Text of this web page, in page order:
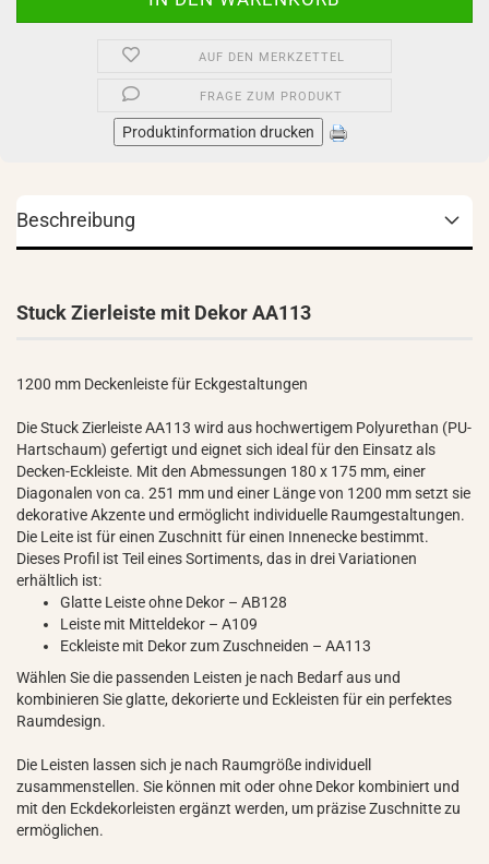
AUF DEN MERKZETTEL
FRAGE ZUM PRODUKT
Produktinformation drucken
Beschreibung
Stuck Zierleiste mit Dekor AA113
1200 mm Deckenleiste für Eckgestaltungen
Die Stuck Zierleiste AA113 wird aus hochwertigem Polyurethan (PU-
Hartschaum) gefertigt und eignet sich ideal für den Einsatz als
Decken-Eckleiste. Mit den Abmessungen 180 x 175 mm, einer
Diagonalen von ca. 251 mm und einer Länge von 1200 mm setzt sie
dekorative Akzente und ermöglicht individuelle Raumgestaltungen.
Die Leite ist für einen Zuschnitt für einen Innenecke bestimmt.
Dieses Profil ist Teil eines Sortiments, das in drei Variationen
erhältlich ist:
Glatte Leiste ohne Dekor – AB128
Leiste mit Mitteldekor – A109
Eckleiste mit Dekor zum Zuschneiden – AA113
Wählen Sie die passenden Leisten je nach Bedarf aus und
kombinieren Sie glatte, dekorierte und Eckleisten für ein perfektes
Raumdesign.
Die Leisten lassen sich je nach Raumgröße individuell
zusammenstellen. Sie können mit oder ohne Dekor kombiniert und
mit den Eckdekorleisten ergänzt werden, um präzise Zuschnitte zu
ermöglichen.